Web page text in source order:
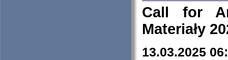
Call for
Materiały
13.03.2025